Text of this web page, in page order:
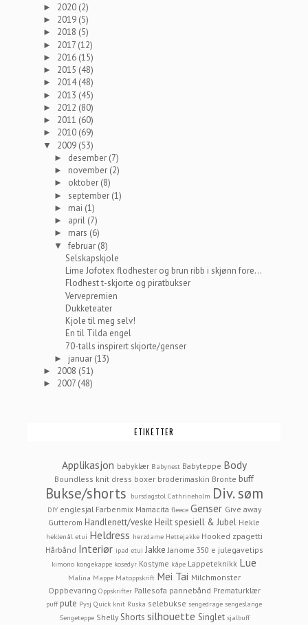
► 2020 (2)
► 2019 (5)
► 2018 (5)
► 2017 (12)
► 2016 (15)
► 2015 (48)
► 2014(48)
► 2013 (45)
► 2012 (80)
► 2011 (60)
► 2010 (69)
▼ 2009 (53)
► desember (7)
► november (2)
► oktober (8)
► september (1)
► mai (1)
► april (7)
► mars (6)
▼februar (8)
Selskapskjole
Lime Jofotex flodhester og brun ribb i skjønn fore...
Flodhest t-skjorte og piratbukser
Vervepremien
Dukketeater
Kjole til meg selv!
En til Tilda engel
70-talls inspirert skjorte/genser
► januar (13)
► 2008 (51)
► 2007 (48)
ETIKETTER
Applikasjon babyklær Babynest Babyteppe Body
Boundless knit dress boxer broderimaskin Bronte buff
Bukse/shorts bursdagstol Cathrineholm Div. søm
DIY englesjal Farbenmix Mamacita fleece Genser Give away
Gutterom Handlenett/veske Heilt spesiell & Jubel Hekle
heklenål etui Heldress herzdame Hettejakke Hooked zpagetti
Hårbånd Interiør ipad etui Jakke Janome 350 e julegavetips
kimono kongekappe kosedyr Kostyme kåpe Lappeteknikk Lue
Malina Mappe Matoppskrift Mei Tai Milchmonster
Oppbevaring Oppskrifter Pallesofa pannebånd Prematurklær
puff pute Pysj Quick knit Ruska selebukse sengedrage sengeslange
Sengeteppe Shelly Shorts silhouette Singlet sjalbuff